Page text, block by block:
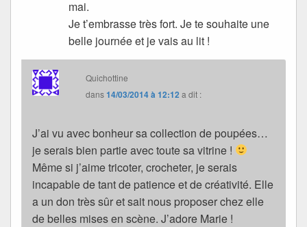
mai.
Je t’embrasse très fort. Je te souhaite une
belle journée et je vais au lit !
Quichottine
dans14/03/2014 à 12:12 a dit :
J’ai vu avec bonheur sa collection de poupées…
je serais bien partie avec toute sa vitrine !
Même si j’aime tricoter, crocheter, je serais
incapable de tant de patience et de créativité. Elle
a un don très sûr et sait nous proposer chez elle
de belles mises en scène. J’adore Marie !